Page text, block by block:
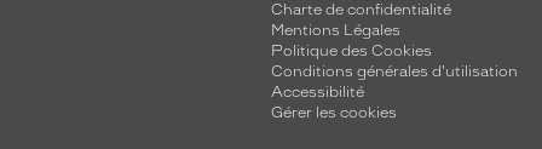
Charte de confidentialité
Mentions Légales
Politique des Cookies
Conditions générales d'utilisation
Accessibilité
Gérer les cookies